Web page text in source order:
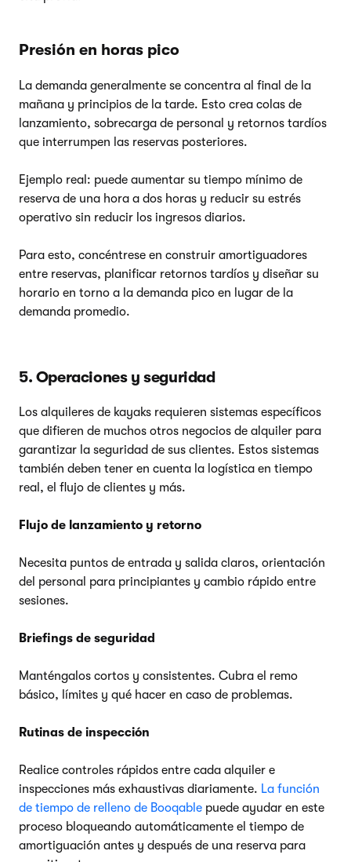
Presión en horas pico
La demanda generalmente se concentra al final de la
mañana y principios de la tarde. Esto crea colas de
lanzamiento, sobrecarga de personal y retornos tardíos
que interrumpen las reservas posteriores.
Ejemplo real: puede aumentar su tiempo mínimo de
reserva de una hora a dos horas y reducir su estrés
operativo sin reducir los ingresos diarios.
Para esto, concéntrese en construir amortiguadores
entre reservas, planificar retornos tardíos y diseñar su
horario en torno a la demanda pico en lugar de la
demanda promedio.
5. Operaciones y seguridad
Los alquileres de kayaks requieren sistemas específicos
que difieren de muchos otros negocios de alquiler para
garantizar la seguridad de sus clientes. Estos sistemas
también deben tener en cuenta la logística en tiempo
real, el flujo de clientes y más.
Flujo de lanzamiento y retorno
Necesita puntos de entrada y salida claros, orientación
del personal para principiantes y cambio rápido entre
sesiones.
Briefings de seguridad
Manténgalos cortos y consistentes. Cubra el remo
básico, límites y qué hacer en caso de problemas.
Rutinas de inspección
Realice controles rápidos entre cada alquiler e
inspecciones más exhaustivas diariamente. La función
de tiempo de relleno de Booqable puede ayudar en este
proceso bloqueando automáticamente el tiempo de
amortiguación antes y después de una reserva para